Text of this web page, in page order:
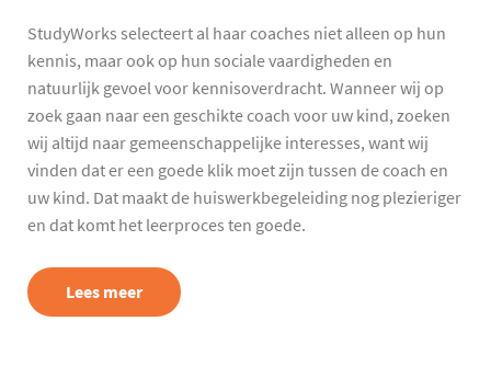
StudyWorks selecteert al haar coaches niet alleen op hun
kennis, maar ook op hun sociale vaardigheden en
natuurlijk gevoel voor kennisoverdracht. Wanneer wij op
zoek gaan naar een geschikte coach voor uw kind, zoeken
wij altijd naar gemeenschappelijke interesses, want wij
vinden dat er een goede klik moet zijn tussen de coach en
uw kind. Dat maakt de huiswerkbegeleiding nog plezieriger
en dat komt het leerproces ten goede.
Lees meer